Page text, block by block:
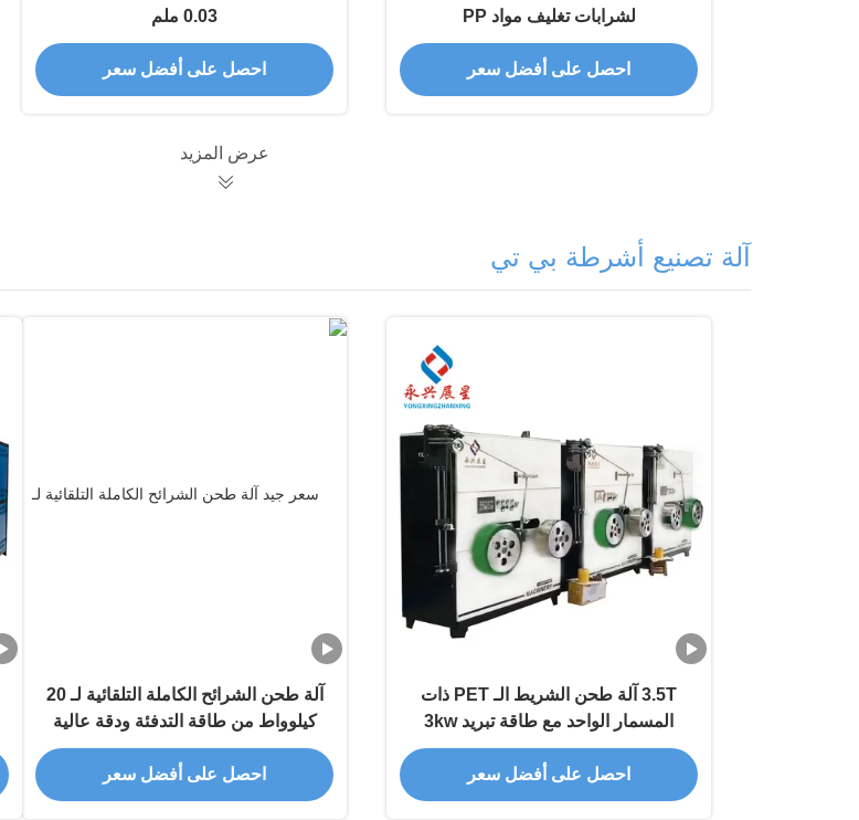
لشرابات تغليف مواد PP
احصل على أفضل سعر
0.03 ملم
احصل على أفضل سعر
عرض المزيد
آلة تصنيع أشرطة بي تي
3.5T آلة طحن الشريط الـ PET ذات
المسمار الواحد مع طاقة تبريد 3kw
ومخرجات
احصل على أفضل سعر
آلة طحن الشرائح الكاملة التلقائية لـ 20
كيلوواط من طاقة التدفئة ودقة عالية
احصل على أفضل سعر